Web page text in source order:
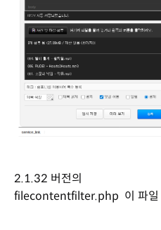
2.1.32 버전의
filecontentfilter.php 이 파일